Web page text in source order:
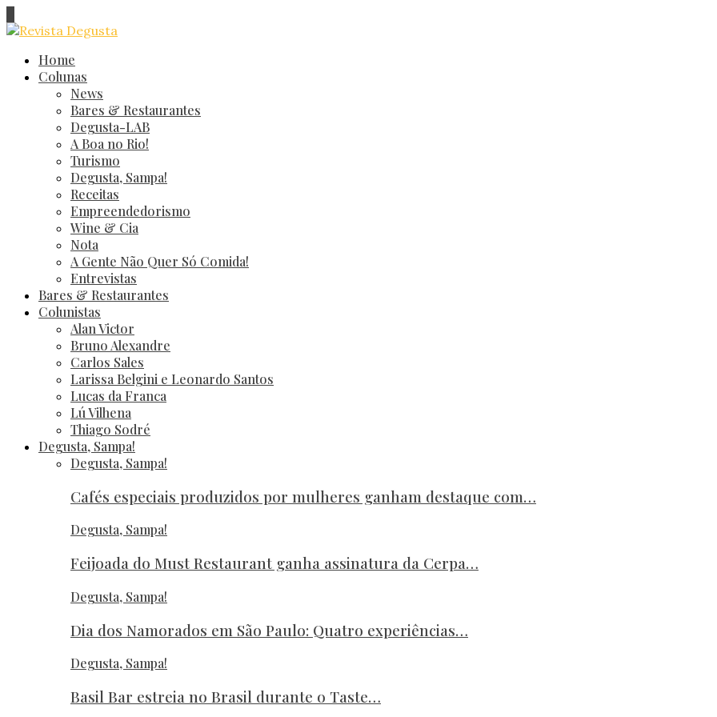
Home
Colunas
News
Bares & Restaurantes
Degusta-LAB
A Boa no Rio!
Turismo
Degusta, Sampa!
Receitas
Empreendedorismo
Wine & Cia
Nota
A Gente Não Quer Só Comida!
Entrevistas
Bares & Restaurantes
Colunistas
Alan Victor
Bruno Alexandre
Carlos Sales
Larissa Belgini e Leonardo Santos
Lucas da Franca
Lú Vilhena
Thiago Sodré
Degusta, Sampa!
Degusta, Sampa!
Cafés especiais produzidos por mulheres ganham destaque com…
Degusta, Sampa!
Feijoada do Must Restaurant ganha assinatura da Cerpa…
Degusta, Sampa!
Dia dos Namorados em São Paulo: Quatro experiências…
Degusta, Sampa!
Basil Bar estreia no Brasil durante o Taste…